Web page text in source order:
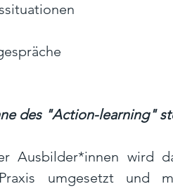
des "Action-learning"
Ausbilder*innen wird
umgesetzt und